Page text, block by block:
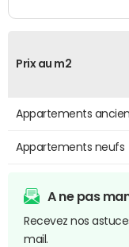
Prix au m2
Appartements
Appartements neufs
A ne pas
Recevez nos
mail.